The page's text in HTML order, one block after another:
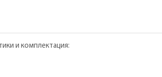
и комплектация: